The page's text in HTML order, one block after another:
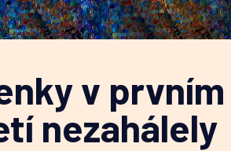
v prvním
nezahálely